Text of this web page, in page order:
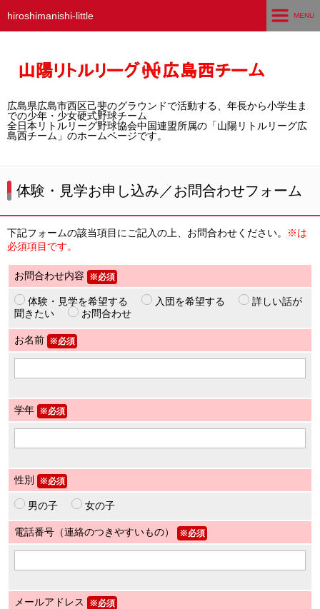
hiroshimanishi-little
広島県広島市西区己斐のグラウンドで活動する、年長から小学生ま
での少年・少女硬式野球チーム
全日本リトルリーグ野球協会中国連盟所属の「山陽リトルリーグ広
島西チーム」のホームページです。
MENU
広島西チームとは
選手募集／体験・見学
試合結果
想い出アルバム
卒団生の声
ガンバレ！広島西ブログ
「体験」「見学」お申し込み／その他お問合わせ
寄付のお願い
リトルリーグについて
体験・見学お申し込み／お問合わせフォーム
下記フォームの該当項目にご記入の上、お問合わせください。
※は
必須項目です。
お問合わせ内容 ※必須
体験・見学を希望する 入団を希望する
詳しい話が
聞きたい
お問合わせ
お名前 ※必須
学年 ※必須
性別 ※必須
男の子 女の子
電話番号（連絡のつきやすいもの） ※必須
メールアドレス ※必須